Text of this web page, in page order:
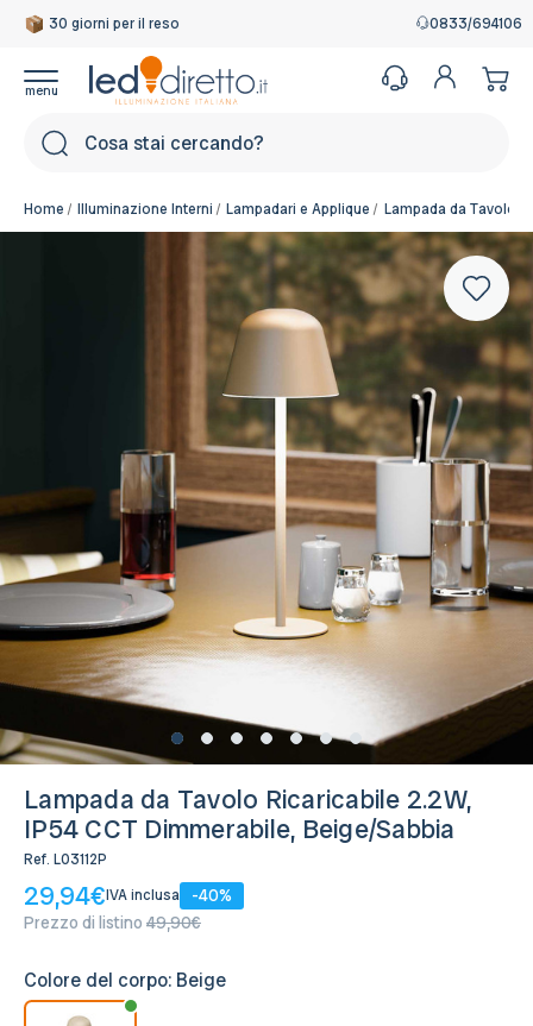
30 giorni per il reso
Garanzia Italiana 0833/694106
Home Illuminazione Interni Lampadari e Applique Lampada da Tavolo
Lampada da Tavolo Ricaricabile 2.2W,
IP54 CCT Dimmerabile, Beige/Sabbia
Ref. L03112P
29,94€IVA inclusa
-40%
Prezzo di listino 49,90€
Colore del corpo: Beige
Disponibile, Spedito in 24/48 ore
Colore del corpo: Beige